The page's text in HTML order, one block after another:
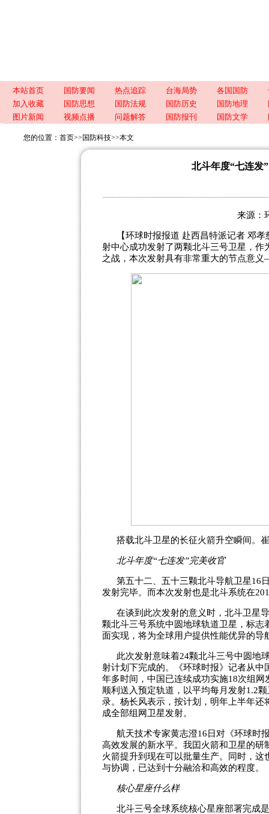
本站首页 国防要闻 热点追踪 台海局势 各国国防
加入收藏
国防思想 国防法规 国防历史 国防地理
图片新闻
视频点播 问题解答 国防报刊 国防文学
您的位置： 首页>> 国防科技>>本文
北斗年度“七连发
来源：
【环球时报报道 赴西昌特派记者 邓
射中心成功发射了两颗北斗三号卫星，
之战，本次发射具有非常重大的节点意
搭载北斗卫星的长征火箭升空瞬间。
北斗年度“七连发”完美收官
第五十二、五十三颗北斗导航卫星16
发射完毕。而本次发射也是北斗系统在
在谈到此次发射的意义时，北斗卫星
颗北斗三号系统中圆地球轨道卫星，标
面实现，将为全球用户提供性能优异的
此次发射意味着24颗北斗三号中圆地
射计划下完成的。《环球时报》记者从
年多时间，中国已连续成功实施18次组
顺利送入预定轨道，以平均每月发射1.2
录。杨长风表示，按计划，明年上半年
成全部组网卫星发射。
航天技术专家黄志澄16日对《环球时
高效发展的新水平。我囯火箭和卫星的
火箭提升到现在可以批量生产。同时，
与协调，已达到十分融洽和高效的程度。
核心星座什么样
北斗三号全球系统核心星座部署完成